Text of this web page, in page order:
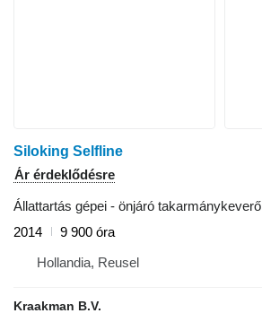
Siloking Selfline
Ár érdeklődésre
Állattartás gépei - önjáró takarmánykeverő
2014
9 900 óra
Hollandia, Reusel
Kraakman B.V.